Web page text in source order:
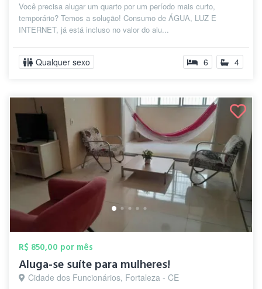
Você precisa alugar um quarto por um período mais curto,
temporário? Temos a solução! Consumo de ÁGUA, LUZ E
INTERNET, já está incluso no valor do alu...
Qualquer sexo 6 4
R$ 850,00 por mês
Aluga-se suíte para mulheres!
Cidade dos Funcionários, Fortaleza - CE